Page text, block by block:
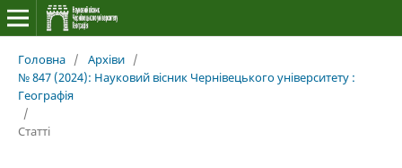
Головна / Архіви /
№ 847 (2024): Науковий вісник Чернівецького університету :
Географія
/
Статті